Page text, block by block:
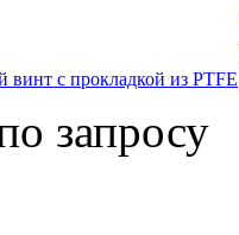
запросу